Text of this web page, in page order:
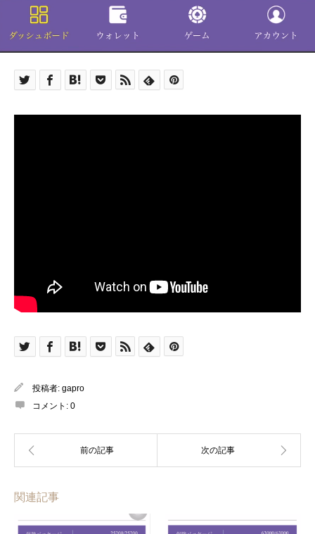
投稿者: gapro
コメント: 0
関連記事